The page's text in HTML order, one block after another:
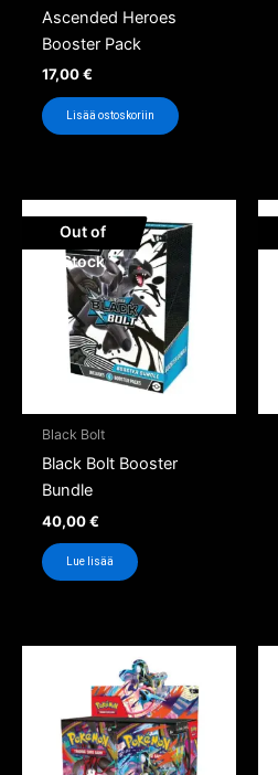
Ascended Heroes
Booster Pack
17,00€
Lisää ostoskoriin
Out of
Stock
Black Bolt
Black Bolt Booster
Bundle
40,00€
Lue lisää